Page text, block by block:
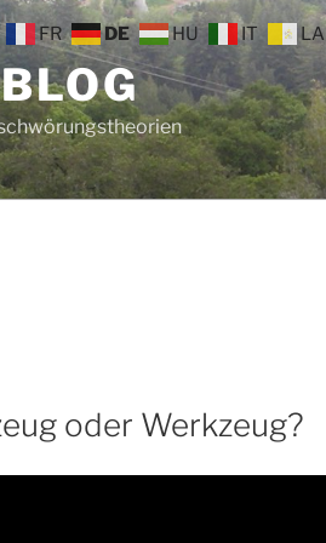
oder Werkzeug?
FR DE HU IT LA